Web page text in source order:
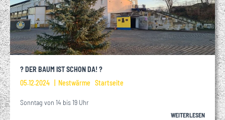
? DER BAUM IST SCHON DA! ?
05.12.2024
Nestwärme Startseite
Sonntag von 14 bis 19 Uhr
WEITERLESEN